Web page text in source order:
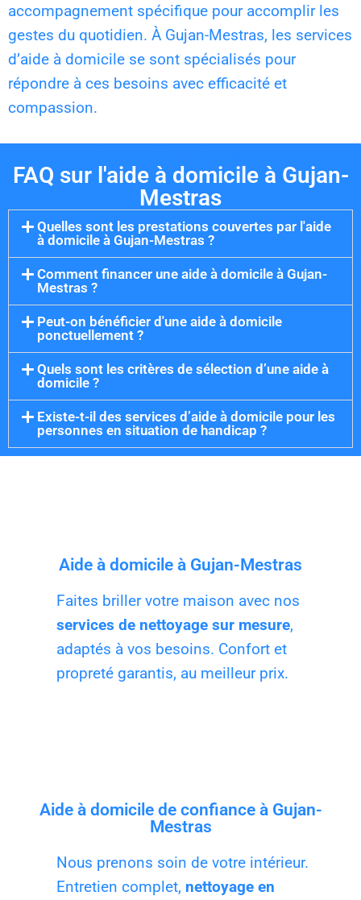
accompagnement spécifique pour accomplir les
gestes du quotidien. À Gujan-Mestras, les services
d’aide à domicile se sont spécialisés pour
répondre à ces besoins avec efficacité et
compassion.
FAQ sur l'aide à domicile à Gujan-
Mestras
Quelles sont les prestations couvertes par l'aide
à domicile à Gujan-Mestras ?
Comment financer une aide à domicile à Gujan-
Mestras ?
Peut-on bénéficier d'une aide à domicile
ponctuellement ?
Quels sont les critères de sélection d’une aide à
domicile ?
Existe-t-il des services d’aide à domicile pour les
personnes en situation de handicap ?
Aide à domicile à Gujan-Mestras
Faites briller votre maison avec nos
services de nettoyage sur mesure,
adaptés à vos besoins. Confort et
propreté garantis, au meilleur prix.
Aide à domicile de confiance à Gujan-
Mestras
Nous prenons soin de votre intérieur.
Entretien complet, nettoyage en